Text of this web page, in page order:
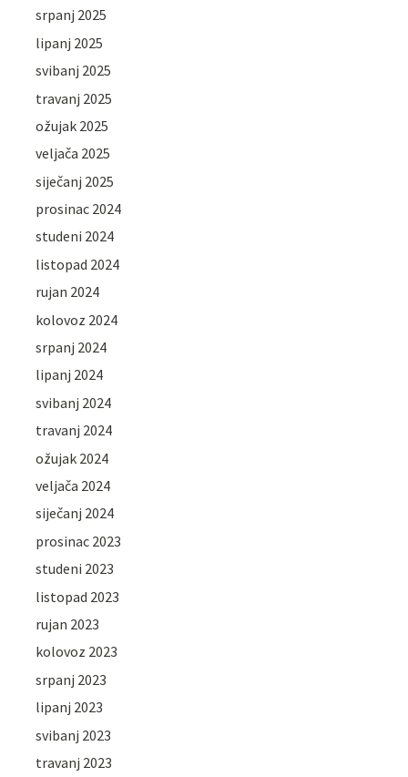
srpanj 2025
lipanj 2025
svibanj 2025
travanj 2025
ožujak 2025
veljača 2025
siječanj 2025
prosinac 2024
studeni 2024
listopad 2024
rujan 2024
kolovoz 2024
srpanj 2024
lipanj 2024
svibanj 2024
travanj 2024
ožujak 2024
veljača 2024
siječanj 2024
prosinac 2023
studeni 2023
listopad 2023
rujan 2023
kolovoz 2023
srpanj 2023
lipanj 2023
svibanj 2023
travanj 2023